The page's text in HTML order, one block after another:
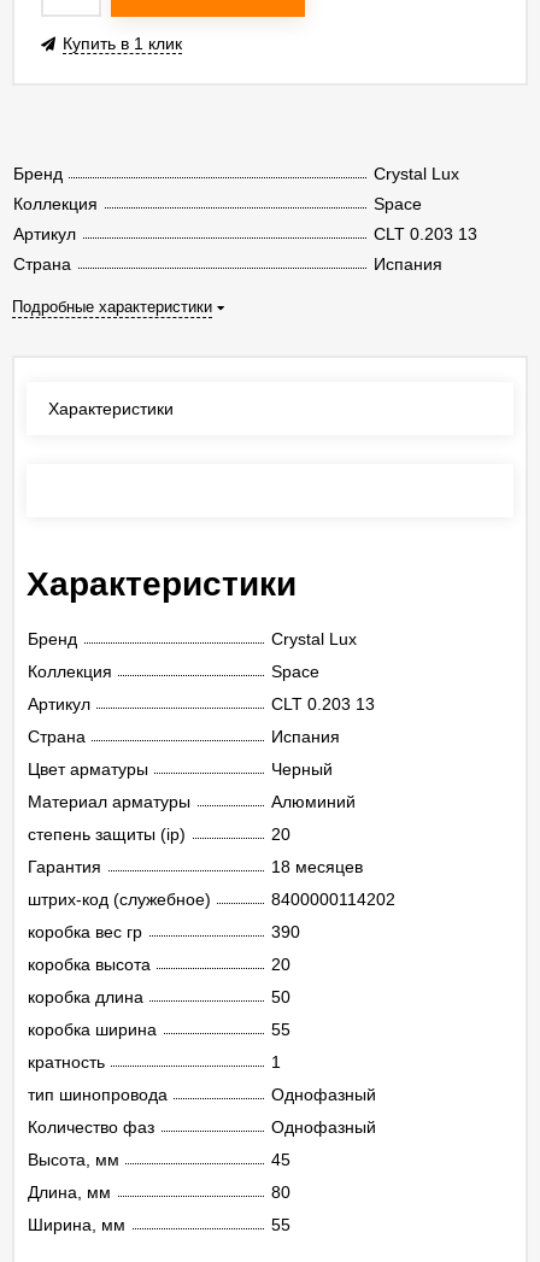
Бренд
Crystal Lux
Коллекция
Space
Артикул
CLT 0.203 13
Страна
Испания
Подробные характеристики
Купить в 1 клик
Характеристики
Характеристики
Бренд
Crystal Lux
Коллекция
Space
Артикул
CLT 0.203 13
Страна
Испания
Цвет арматуры
Черный
Материал арматуры
Алюминий
степень защиты (ip)
20
Гарантия
18 месяцев
штрих-код (служебное)
8400000114202
коробка вес гр
390
коробка высота
20
коробка длина
50
коробка ширина
55
кратность
1
тип шинопровода
Однофазный
Количество фаз
Однофазный
Высота, мм
45
Длина, мм
80
Ширина, мм
55